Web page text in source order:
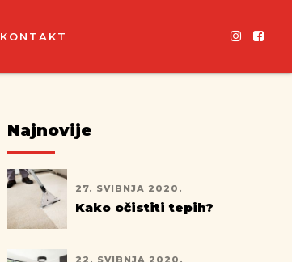
KONTAKT
Najnovije
27. SVIBNJA 2020.
Kako očistiti tepih?